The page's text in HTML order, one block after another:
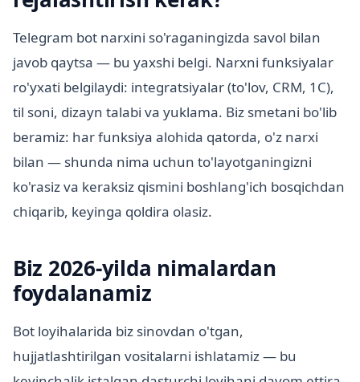
Telegram bot narxini so'raganingizda savol bilan
javob qaytsa — bu yaxshi belgi. Narxni funksiyalar
ro'yxati belgilaydi: integratsiyalar (to'lov, CRM, 1C),
til soni, dizayn talabi va yuklama. Biz smetani bo'lib
beramiz: har funksiya alohida qatorda, o'z narxi
bilan — shunda nima uchun to'layotganingizni
ko'rasiz va keraksiz qismini boshlang'ich bosqichdan
chiqarib, keyinga qoldira olasiz.
Biz 2026-yilda nimalardan
foydalanamiz
Bot loyihalarida biz sinovdan o'tgan,
hujjatlashtirilgan vositalarni ishlatamiz — bu